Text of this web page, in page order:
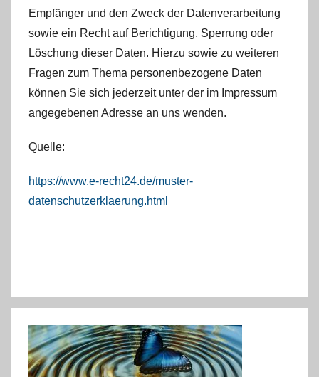
Empfänger und den Zweck der Datenverarbeitung
sowie ein Recht auf Berichtigung, Sperrung oder
Löschung dieser Daten. Hierzu sowie zu weiteren
Fragen zum Thema personenbezogene Daten
können Sie sich jederzeit unter der im Impressum
angegebenen Adresse an uns wenden.
Quelle:
https://www.e-recht24.de/muster-
datenschutzerklaerung.html